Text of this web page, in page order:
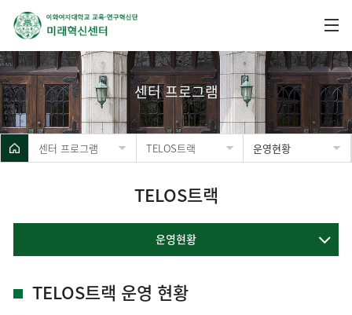
센터 프로그램
센터 프로그램 TELOS트랙 운영현황
TELOS트랙
운영현황
TELOS트랙 운영 현황